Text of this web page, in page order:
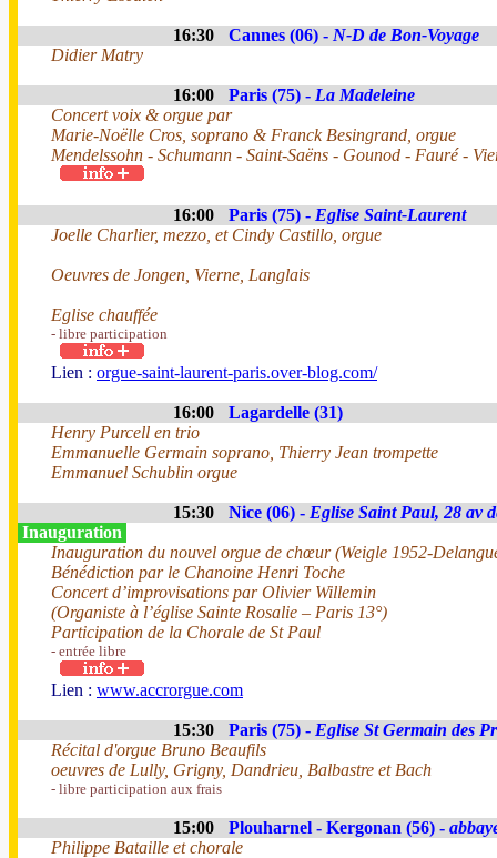
16:30 Cannes (06) - N-D de Bon-Voyage
Didier Matry
16:00 Paris (75) - La Madeleine
Concert voix & orgue par
Marie-Noëlle Cros, soprano & Franck Besingrand, orgue
Mendelssohn - Schumann - Saint-Saëns - Gounod - Fauré -
16:00 Paris (75) - Eglise Saint-Laurent
Joelle Charlier, mezzo, et Cindy Castillo, orgue
Oeuvres de Jongen, Vierne, Langlais
Eglise chauffée
- libre participation
Lien : orgue-saint-laurent-paris.over-blog.com/
16:00
Lagardelle (31)
Henry Purcell en trio
Emmanuelle Germain soprano, Thierry Jean trompette
Emmanuel Schublin orgue
15:30 Nice (06) - Eglise Saint Paul, 28 av
Inauguration
Inauguration du nouvel orgue de chœur (Weigle 1952-
Bénédiction par le Chanoine Henri Toche
Concert d’improvisations par Olivier Willemin
(Organiste à l’église Sainte Rosalie – Paris 13°)
Participation de la Chorale de St Paul
- entrée libre
Lien : www.accrorgue.com
15:30 Paris (75) - Eglise St Germain des
Récital d'orgue Bruno Beaufils
oeuvres de Lully, Grigny, Dandrieu, Balbastre et Bach
- libre participation aux frais
15:00 Plouharnel - Kergonan (56) -
Philippe Bataille et chorale